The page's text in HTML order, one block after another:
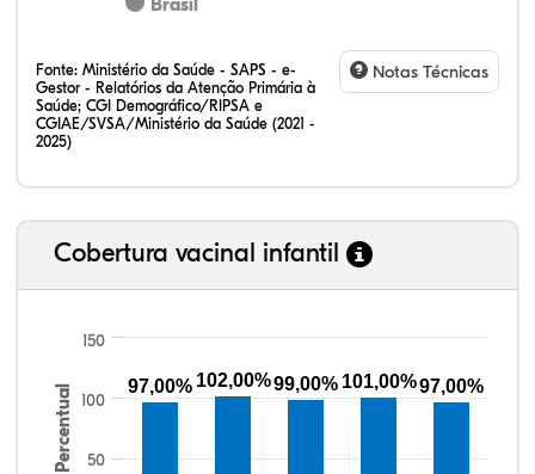
Brasil
Fonte: Ministério da Saúde - SAPS - e-
Gestor - Relatórios da Atenção Primária à
Saúde; CGI Demográfico/RIPSA e
CGIAE/SVSA/Ministério da Saúde (2021 -
2025)
Notas Técnicas
Cobertura vacinal infantil
Percentual 50
100
150
97,00% 102,00%99,00% 101,00%97,00%